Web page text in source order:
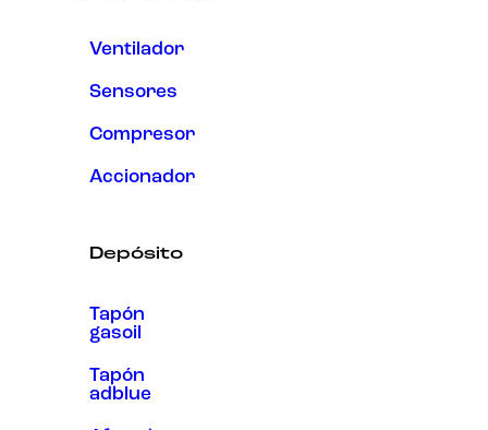
Ventilador
Sensores
Compresor
Accionador
Depósito
Tapón
gasoil
Tapón
adblue